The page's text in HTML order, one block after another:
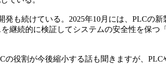
続けている。2025年10月には、PLCの新
継続的に検証してシステムの安全性を保つ
役割が今後縮小する話も聞きますが、PLC